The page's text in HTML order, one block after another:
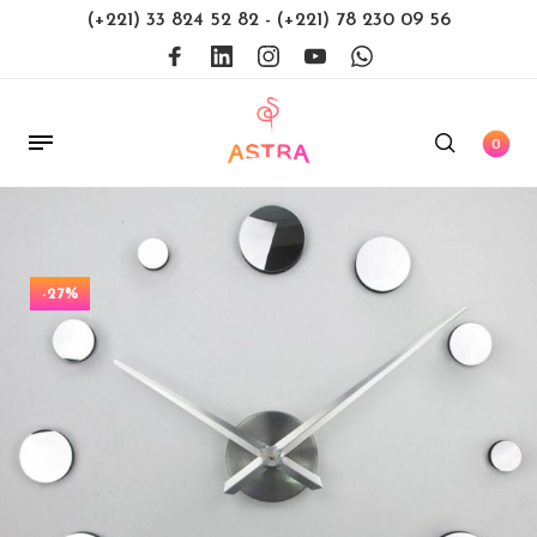
(+221) 33 824 52 82 - (+221) 78 230 09 56
0
-27%